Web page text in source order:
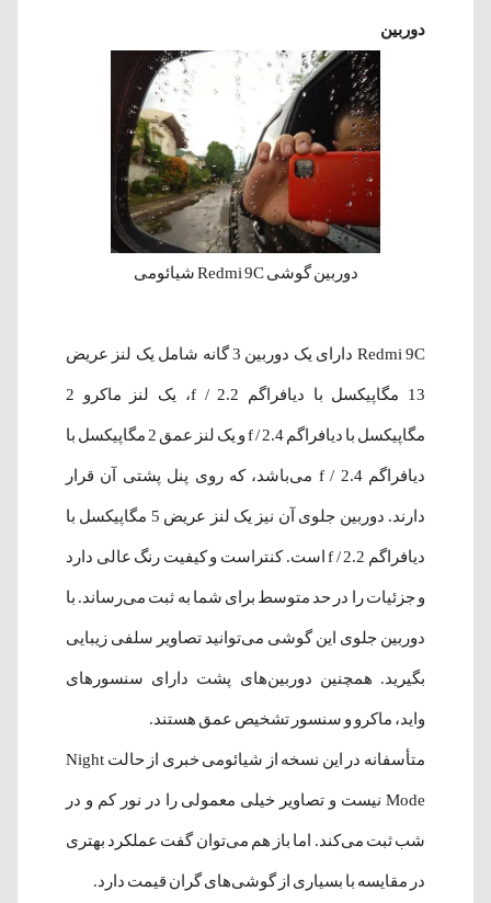
دوربین
دوربین گوشی Redmi 9C شیائومی
Redmi 9C دارای یک دوربین 3 گانه شامل یک لنز عریض
13 مگاپیکسل با دیافراگم f / 2.2، یک لنز ماکرو 2
مگاپیکسل با دیافراگم f / 2.4 و یک لنز عمق 2 مگاپیکسل با
دیافراگم f / 2.4 می‌باشد، که روی پنل پشتی آن قرار
دارند. دوربین جلوی آن نیز یک لنز عریض 5 مگاپیکسل با
دیافراگم f / 2.2 است. کنتراست و کیفیت رنگ عالی دارد
و جزئیات را در حد متوسط برای شما به ثبت می‌رساند. با
دوربین جلوی این گوشی می‌توانید تصاویر سلفی زیبایی
بگیرید. همچنین دوربین‌ها‌ی پشت دارای سنسورهای
واید، ماکرو و سنسور تشخیص عمق هستند.
متأسفانه در این نسخه از شیائومی خبری از حالت Night
Mode نیست و تصاویر خیلی معمولی را در نور کم و در
شب ثبت می‌کند. اما باز هم می‌توان گفت عملکرد بهتری
در مقایسه با بسیاری از گوشی‌های گران قیمت دارد.